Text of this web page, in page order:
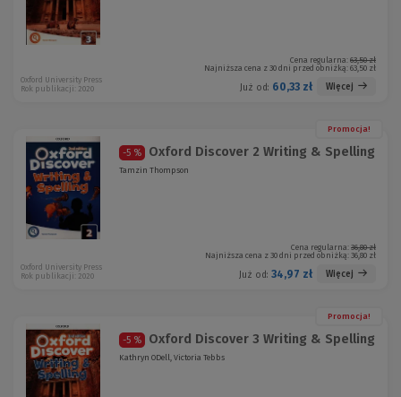
Cena regularna: 63,50 zł
Najniższa cena z 30 dni przed obniżką: 63,50 zł
Już od: 60,33 zł Więcej
Oxford University Press
Rok publikacji: 2020
Promocja!
-5 % Oxford Discover 2 Writing & Spelling
Tamzin Thompson
Cena regularna: 36,80 zł
Najniższa cena z 30 dni przed obniżką: 36,80 zł
Już od: 34,97 zł Więcej
Oxford University Press
Rok publikacji: 2020
Promocja!
-5 % Oxford Discover 3 Writing & Spelling
Kathryn ODell, Victoria Tebbs